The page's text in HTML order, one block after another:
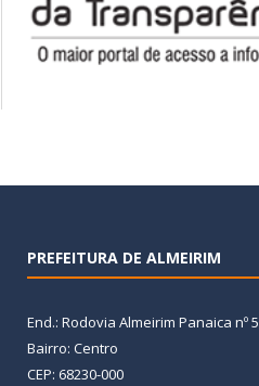
PREFEITURA DE ALMEIRIM
End.: Rodovia Almeirim Panaica nº
Bairro: Centro
CEP: 68230-000